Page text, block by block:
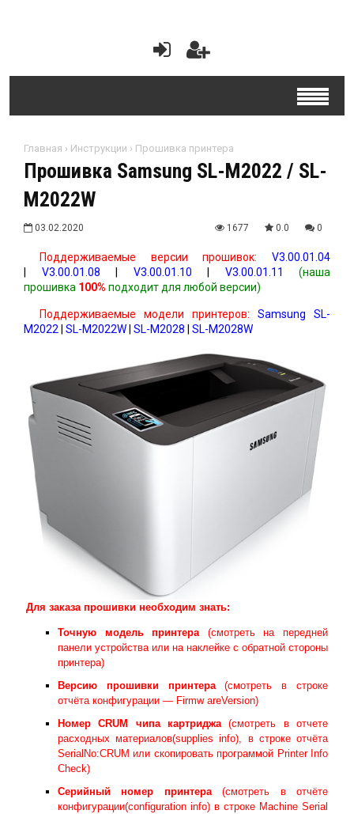
Главная › Инструкции › Прошивка принтера
Прошивка Samsung SL-M2022 / SL-
M2022W
03.02.2020 1677 0.0 0
Поддерживаемые версии прошивок:
V3.00.01.04
V3.00.01.08 V3.00.01.10 V3.00.01.11 (наша
прошивка 100% подходит для любой версии)
Поддерживаемые модели принтеров: Samsung SL-
M2022
SL-M2022W SL-M2028 SL-M2028W
Для заказа прошивки необходим знать:
Точную модель принтера (смотреть на передней
панели устройства или на наклейке с обратной стороны
принтера)
Версию прошивки принтера(смотреть в строке
отчёта конфигурации — Firmw areVersion)
НомерCRUM чипа картриджа
(смотреть в отчете
расходных материалов(supplies info), в строке отчёта
SerialNo:CRUM или скопировать программой Printer Info
Check)
Серийный номер принтера(смотреть в отчёте
конфигурации(configuration info) в строке Machine Serial